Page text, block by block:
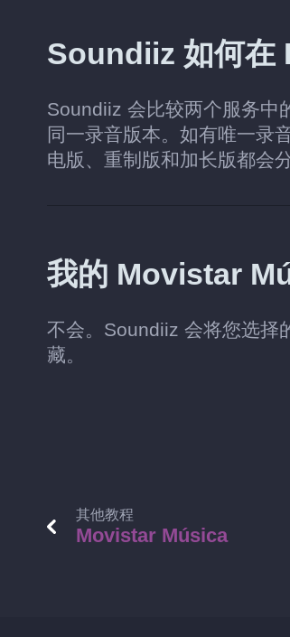
Soundiiz 如何在
Soundiiz 会比较两个服务中
同一录音版本。如有唯一录
电版、重制版和加长版都会
我的 Movistar
不会。Soundiiz 会将您选择
藏。
其他教程
Movistar Música